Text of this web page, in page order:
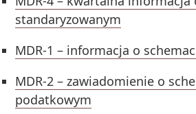
standaryzowanym
MDR-1 – informacja o
MDR-2 – zawiadomienie o
podatkowym